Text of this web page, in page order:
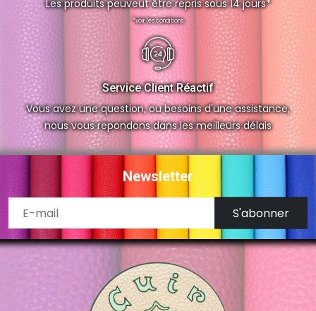
Les produits peuveut être repris sous 14 jours*
*voir les conditions
Service Client Réactif
Vous avez une question, ou besoins d'une assistance,
nous vous repondons dans les meilleurs délais
Newsletter
S'abonner